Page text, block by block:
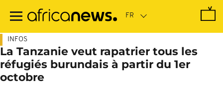
contenu
INFOS
La Tanzanie veut rapatrier tous les
réfugiés burundais à partir du 1er
octobre